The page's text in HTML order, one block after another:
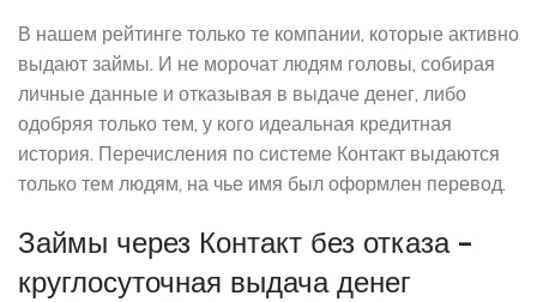
В нашем рейтинге только те компании, которые активно
выдают займы. И не морочат людям головы, собирая
личные данные и отказывая в выдаче денег, либо
одобряя только тем, у кого идеальная кредитная
история. Перечисления по системе Контакт выдаются
только тем людям, на чье имя был оформлен перевод.
Займы через Контакт без отказа –
круглосуточная выдача денег